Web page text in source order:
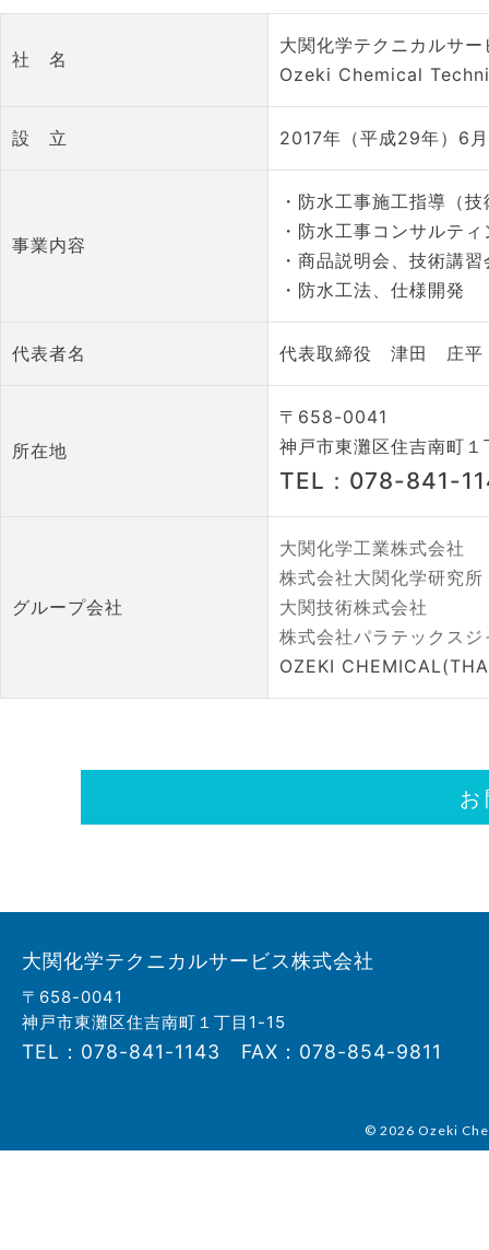
社 名
大関化学テクニカルサ
Ozeki Chemical
設 立 2017年（平成29年）6
事業内容
・防水工事施工指導（
・防水工事コンサルティ
・商品説明会、技術講
・防水工法、仕様開発
代表者名 代表取締役 津田 庄平
所在地
〒658-0041
神戸市東灘区住吉南町
TEL：078-841-
グループ会社
大関化学工業株式会社
株式会社大関化学研究所
大関技術株式会社
株式会社パラテックスジ
OZEKI
大関化学テクニカルサービス株式会社
〒658-0041
神戸市東灘区住吉南町１丁目1-15
TEL：078-841-1143 FAX：078-854-9811
© 2026 Ozeki